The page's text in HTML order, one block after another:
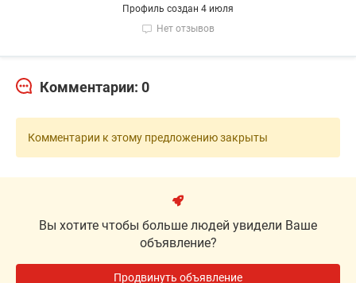
Профиль создан 4 июля
Нет отзывов
Комментарии: 0
Комментарии к этому предложению закрыты
Вы хотите чтобы больше людей увидели Ваше
объявление?
Продвинуть объявление